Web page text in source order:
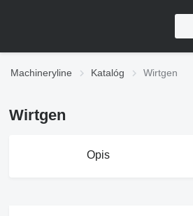
Machineryline Katalóg Wirtgen
Wirtgen
Opis